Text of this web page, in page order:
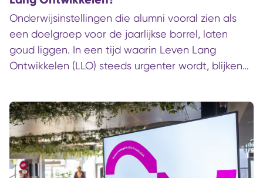
Onderwijsinstellingen die alumni vooral zien als
een doelgroep voor de jaarlijkse borrel, laten
goud liggen. In een tijd waarin Leven Lang
Ontwikkelen (LLO) steeds urgenter wordt, blijken
leeromgeving. Internationale inzichten en
Nederlandse praktijkvoorbeelden laten een
duidelijke verschuiving zien: van alumni als
‘bestand’ naar alumni als levenslange relatie.